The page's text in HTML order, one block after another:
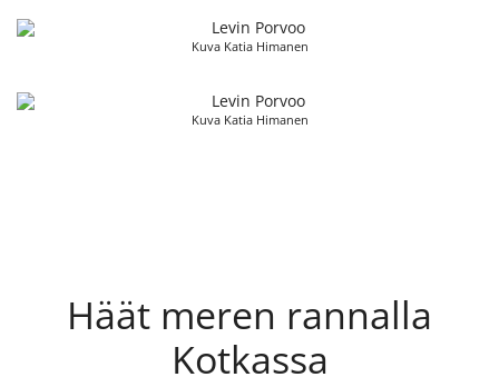
Kuva Katia Himanen
Kuva Katia Himanen
Häät meren rannalla
Kotkassa